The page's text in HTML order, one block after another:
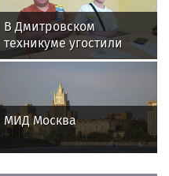
В Дмитровском
техникуме угостили
абитуриентов
мороженым
МИД Москва